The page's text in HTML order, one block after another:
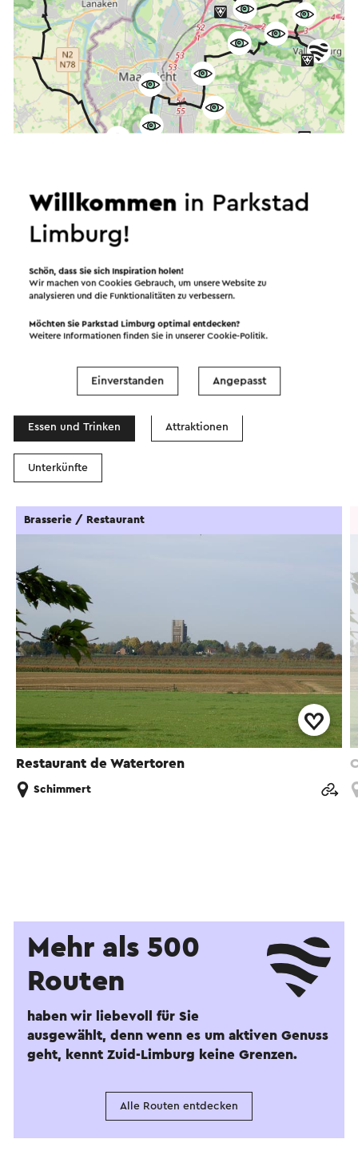
Starten Sie die Route
Filter anzeigen
In dem Gebiet
Essen und Trinken Attraktionen
Unterkünfte
Restaurant de Watertoren
Brasserie / Restaurant
Schimmert
Mehr als 500
Routen
haben wir liebevoll für Sie
ausgewählt, denn wenn es um aktiven Genuss
geht, kennt Zuid-Limburg keine Grenzen.
Alle Routen entdecken
Willkommen in Parkstad
Limburg!
Schön, dass Sie sich Inspiration holen!
Wir machen von Cookies Gebrauch, um unsere Website zu
analysieren und die Funktionalitäten zu verbessern.
Möchten Sie Parkstad Limburg optimal entdecken?
Weitere Informationen finden Sie in unsererCookie-Politik.
Einverstanden Angepasst